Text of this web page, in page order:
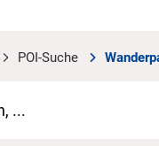
POI-Suche